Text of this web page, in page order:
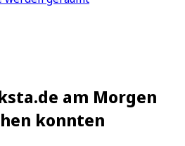
am Morgen
konnten